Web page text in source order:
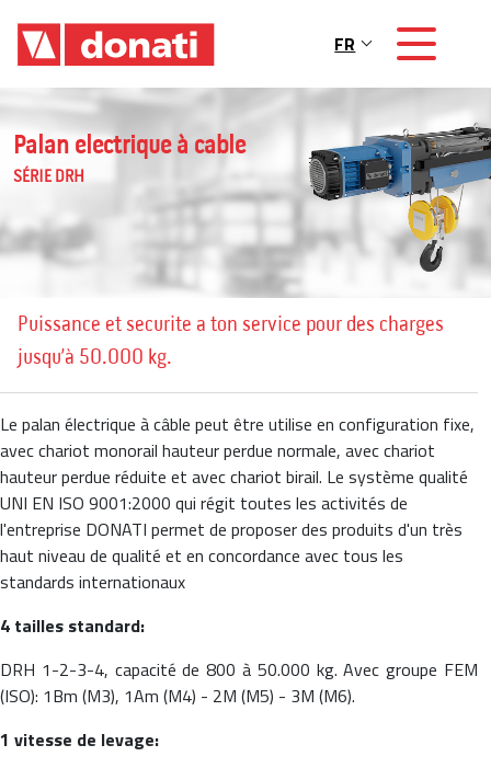
FR
Main navigation
Palan electrique à cable
SÉRIE DRH
Puissance et securite a ton service pour des charges
jusqu’à 50.000 kg.
Le palan électrique à câble peut être utilise en configuration fixe,
avec chariot monorail hauteur perdue normale, avec chariot
hauteur perdue réduite et avec chariot birail. Le système qualité
UNI EN ISO 9001:2000 qui régit toutes les activités de
l'entreprise DONATI permet de proposer des produits d'un très
haut niveau de qualité et en concordance avec tous les
standards internationaux
4 tailles standard:
DRH 1-2-3-4, capacité de 800 à 50.000 kg. Avec groupe FEM
(ISO): 1Bm (M3), 1Am (M4) - 2M (M5) - 3M (M6).
1 vitesse de levage: